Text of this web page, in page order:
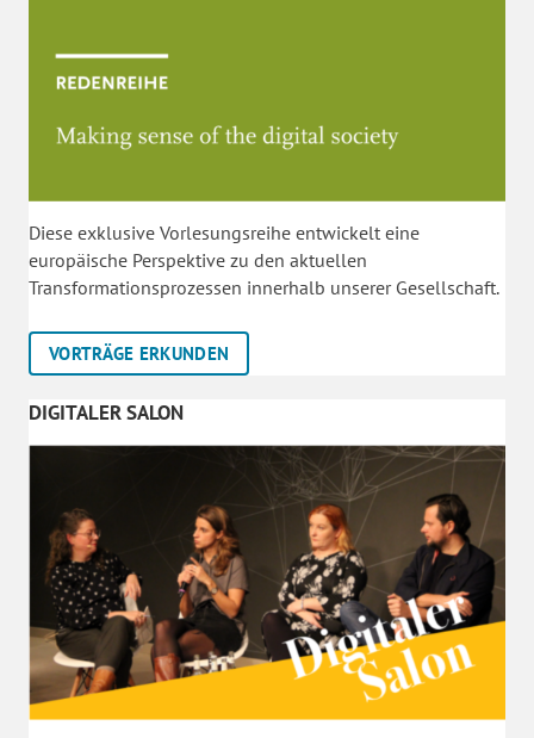
Diese exklusive Vorlesungsreihe entwickelt eine
europäische Perspektive zu den aktuellen
Transformationsprozessen innerhalb unserer Gesellschaft.
VORTRÄGE ERKUNDEN
DIGITALER SALON